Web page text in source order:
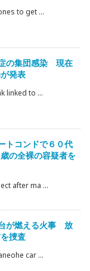
to get ...
の集団感染 現在
発表
linked to ...
トコンドで６０代
の全裸の容疑者を
after ma ...
が燃える火事 放
捜査
car ...